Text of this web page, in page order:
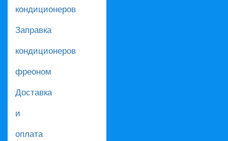
кондиционеров
Заправка
кондиционеров
фреоном
Доставка
и
оплата